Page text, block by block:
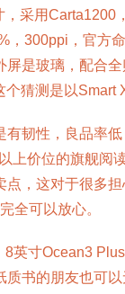
采用Carta1200
，300ppi，官方
屏是玻璃，配合
猜测是以Smart
有韧性，良品率
上价位的旗舰阅
点，这对于很多
完全可以放心。
8英寸Ocean3
质书的朋友也可